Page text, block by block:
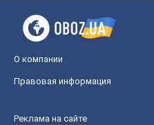
О компании
Правовая информация
Реклама на сайте